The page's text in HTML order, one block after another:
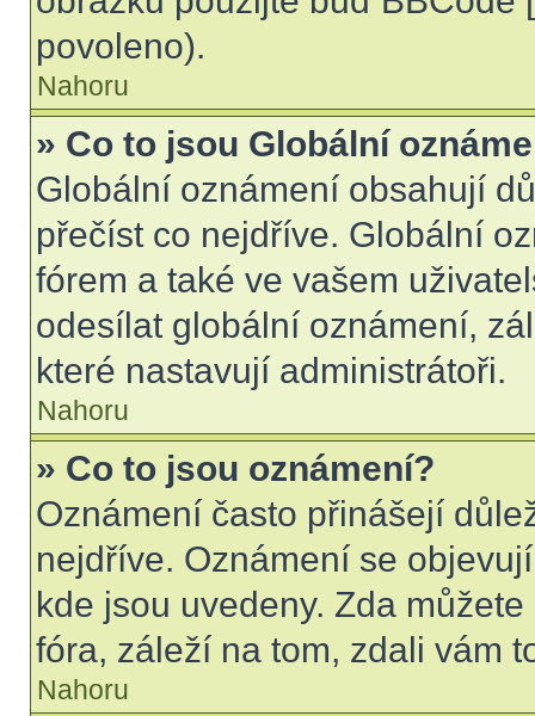
povoleno).
Nahoru
» Co to jsou Globální
Globální oznámení obsahují
přečíst co nejdříve. Globální
fórem a také ve vašem
odesílat globální oznámení,
které nastavují administrátoři.
Nahoru
» Co to jsou oznámení?
Oznámení často přinášejí
nejdříve. Oznámení se
kde jsou uvedeny. Zda
fóra, záleží na tom, zdali vám
Nahoru